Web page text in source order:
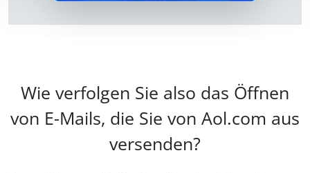
Wie verfolgen Sie also das Öffnen
von E-Mails, die Sie von Aol.com aus
versenden?